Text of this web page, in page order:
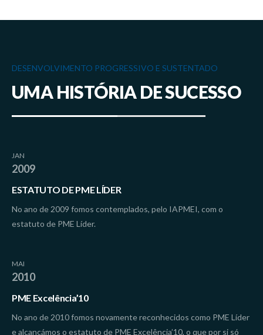
DESENVOLVIMENTO PROGRESSIVO E SUSTENTADO
UMA HISTÓRIA DE SUCESSO
JAN
2009
ESTATUTO DE PME LÍDER
No ano de 2009 fomos contemplados, pelo IAPMEI, com o
estatuto de PME Líder.
MAI
2010
PME Excelência’10
No ano de 2010 fomos novamente reconhecidos como PME Líder
e alcançámos o estatuto de PME Excelência’10, o que por si só